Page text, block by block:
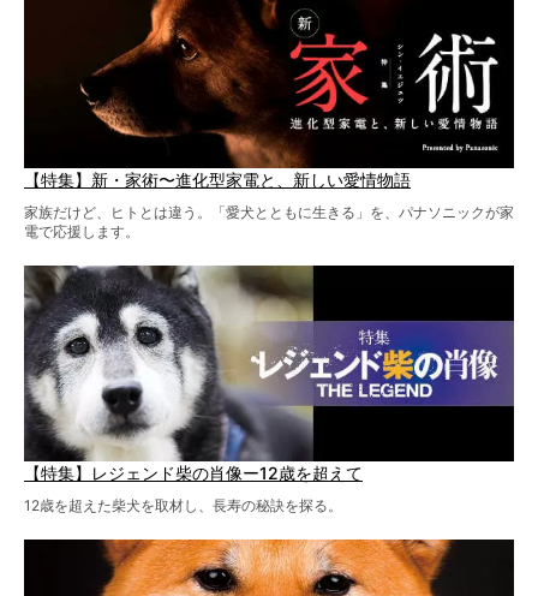
【特集】新・家術〜進化型家電と、新しい愛情物語
家族だけど、ヒトとは違う。「愛犬とともに生きる」を、パナソニックが家
電で応援します。
【特集】レジェンド柴の肖像ー12歳を超えて
12歳を超えた柴犬を取材し、長寿の秘訣を探る。